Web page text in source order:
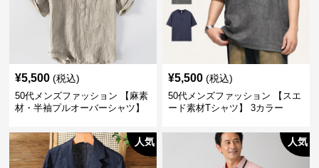
¥5,500 (税込)
50代メンズファッション 【麻素
材・半袖プルオーバーシャツ】
¥5,500 (税込)
50代メンズファッション 【スエ
ード素材Tシャツ】 3カラー
人気 人気